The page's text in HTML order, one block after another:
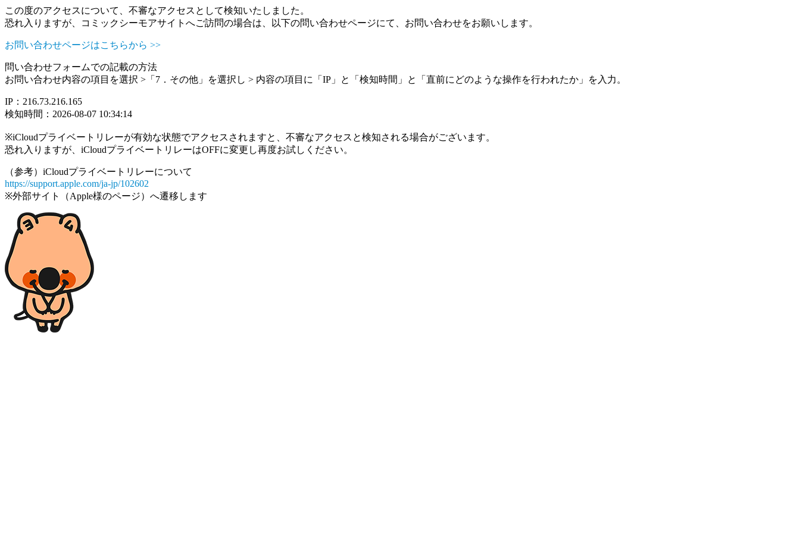
この度のアクセスについて、不審なアクセスとして検知いたしました。
恐れ入りますが、コミックシーモアサイトへご訪問の場合は、以下の問い合わせページにて、お問い合わせをお願いします。
お問い合わせページはこちらから >>
問い合わせフォームでの記載の方法
お問い合わせ内容の項目を選択 >「7．その他」を選択し > 内容の項目に「IP」と「検知時間」と「直前にどのような操作を行われたか」を入力。
IP：216.73.216.165
検知時間：2026-08-07 10:34:14
※iCloudプライベートリレーが有効な状態でアクセスされますと、不審なアクセスと検知される場合がございます。
恐れ入りますが、iCloudプライベートリレーはOFFに変更し再度お試しください。
（参考）iCloudプライベートリレーについて
https://support.apple.com/ja-jp/102602
※外部サイト（Apple様のページ）へ遷移します